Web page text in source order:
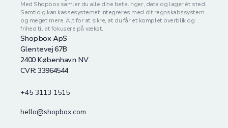
Med Shopbox samler du alle dine betalinger, data og lager ét sted.
Samtidig kan kassesystemet integreres med dit regnskabssystem
og meget mere. Alt for at sikre, at du får et komplet overblik og
frihed til at fokusere på vækst.
Shopbox ApS
Glentevej 67B
2400 København NV
CVR: 33964544
+45 3113 1515
hello@shopbox.com